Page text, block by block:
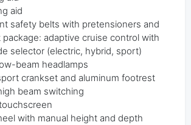
aid
safety belts with pretensioners and
package: adaptive cruise control with
selector (electric, hybrid, sport)
beam headlamps
crankset and aluminum footrest
beam switching
with manual height and depth